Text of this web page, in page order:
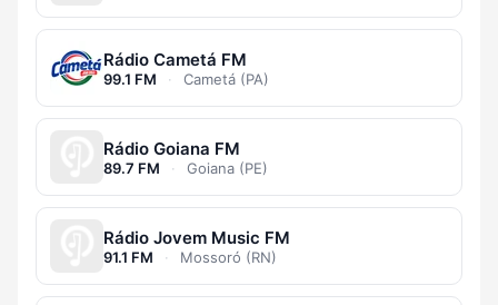
Rádio Cametá FM
99.1 FM · Cametá (PA)
Rádio Goiana FM
89.7 FM · Goiana (PE)
Rádio Jovem Music FM
91.1 FM · Mossoró (RN)